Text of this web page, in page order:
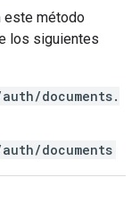
este método
los siguientes
documents.
documents